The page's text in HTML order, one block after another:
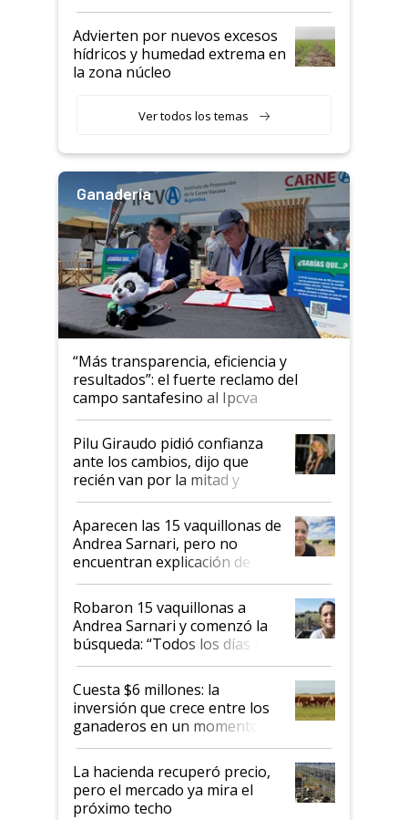
"Estoy muy impresionado"
Advierten por nuevos excesos
hídricos y humedad extrema en
la zona núcleo
Ver todos los temas
Ganadería
“Más transparencia, eficiencia y
resultados”: el fuerte reclamo del
campo santafesino al Ipcva
Pilu Giraudo pidió confianza
ante los cambios, dijo que
recién van por la mitad y
destacó que exportar dejó de
ser "para unos pocos":
"Tenemos un mandato muy
claro del gobierno nacional"
Aparecen las 15 vaquillonas de
Andrea Sarnari, pero no
encuentran explicación de
cómo llegaron allí
Robaron 15 vaquillonas a
Andrea Sarnari y comenzó la
búsqueda: “Todos los días le
toca a algún productor”
Cuesta $6 millones: la
inversión que crece entre los
ganaderos en un momento
histórico para la actividad
La hacienda recuperó precio,
pero el mercado ya mira el
próximo techo